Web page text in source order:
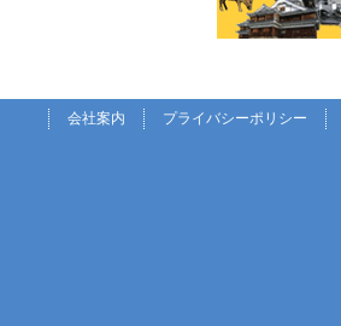
会社案内 プライバシーポリシー